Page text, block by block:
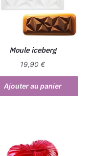
Moule iceberg
19,90€
Ajouter au panier